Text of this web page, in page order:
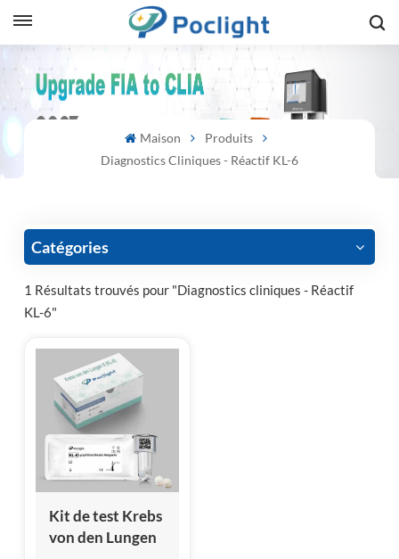
Maison
Produits
Diagnostics Cliniques - Réactif KL-6
Catégories
1 Résultats trouvés pour "Diagnostics cliniques - Réactif
KL-6"
Kit de test Krebs
von den Lungen